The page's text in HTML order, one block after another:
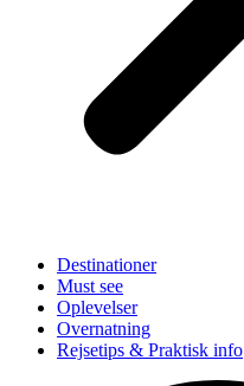
Destinationer
Must see
Oplevelser
Overnatning
Rejsetips & Praktisk info